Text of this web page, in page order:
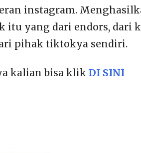
instagram.
itu yang dari endors, dari
pihak tiktokya sendiri.
kalian bisa klik DI SINI